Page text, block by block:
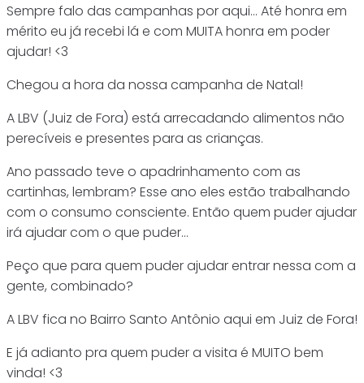
Sempre falo das campanhas por aqui… Até honra em
mérito eu já recebi lá e com MUITA honra em poder
ajudar! <3
Chegou a hora da nossa campanha de Natal!
A LBV (Juiz de Fora) está arrecadando alimentos não
perecíveis e presentes para as crianças.
Ano passado teve o apadrinhamento com as
cartinhas, lembram? Esse ano eles estão trabalhando
com o consumo consciente. Então quem puder ajudar
irá ajudar com o que puder…
Peço que para quem puder ajudar entrar nessa com a
gente, combinado?
A LBV fica no Bairro Santo Antônio aqui em Juiz de Fora!
E já adianto pra quem puder a visita é MUITO bem
vinda! <3